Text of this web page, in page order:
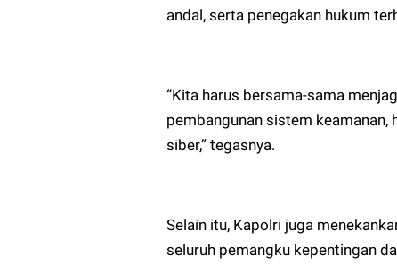
andal, serta penegakan hukum
“Kita harus bersama-sama
pembangunan sistem keamanan,
siber,” tegasnya.
Selain itu, Kapolri juga
seluruh pemangku kepentingan